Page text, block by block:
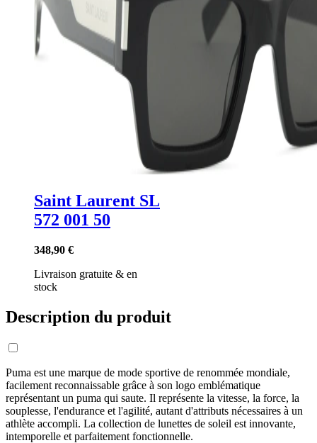
Saint Laurent SL
572 001 50
348,90 €
Livraison gratuite & en
stock
Description du produit
Puma est une marque de mode sportive de renommée mondiale,
facilement reconnaissable grâce à son logo emblématique
représentant un puma qui saute. Il représente la vitesse, la force, la
souplesse, l'endurance et l'agilité, autant d'attributs nécessaires à un
athlète accompli. La collection de lunettes de soleil est innovante,
intemporelle et parfaitement fonctionnelle.